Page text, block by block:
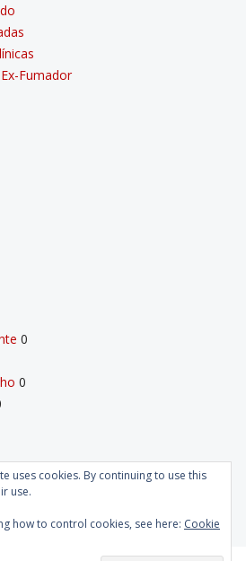
Fumador
0
0
uses cookies. By continuing to use this
use.
how to control cookies, see here: Cookie